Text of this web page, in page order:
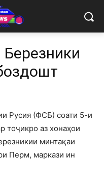
Русия (ФСБ) соати 5-и
тоҷикро аз хонаҳои
минтақаи
Перм, маркази ин